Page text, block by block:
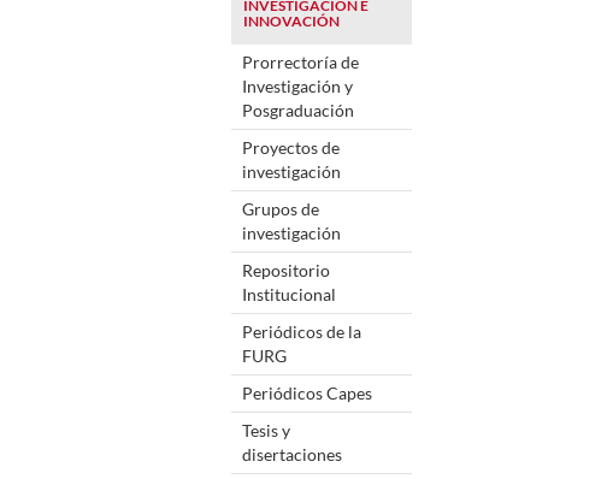
INVESTIGACIÓN E
INNOVACIÓN
Prorrectoría de
Investigación y
Posgraduación
Proyectos de
investigación
Grupos de
investigación
Repositorio
Institucional
Periódicos de la
FURG
Periódicos Capes
Tesis y
disertaciones